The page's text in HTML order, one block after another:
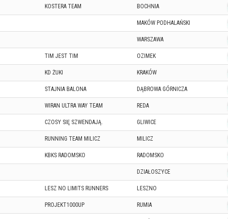
KOSTERA TEAM BOCHNIA
MAKÓW PODHALAŃSKI
WARSZAWA
TIM JEST TIM OZIMEK
KD ŻUKI KRAKÓW
STAJNIA BALONA DĄBROWA GÓRNICZA
WIRAN ULTRA WAY TEAM REDA
CZOSY SIĘ SZWENDAJĄ. GLIWICE
RUNNING TEAM MILICZ MILICZ
KBKS RADOMSKO RADOMSKO
DZIAŁOSZYCE
LESZ NO LIMITS RUNNERS LESZNO
PROJEKT1000UP RUMIA